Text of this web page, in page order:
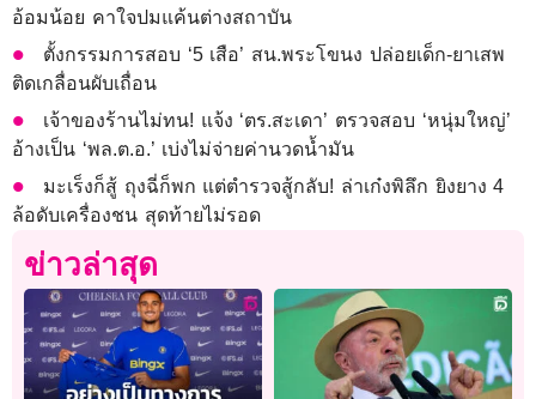
อ้อมน้อย คาใจปมแค้นต่างสถาบัน
ตั้งกรรมการสอบ ‘5 เสือ’ สน.พระโขนง ปล่อยเด็ก-ยาเสพ
ติดเกลื่อนผับเถื่อน
เจ้าของร้านไม่ทน! แจ้ง ‘ตร.สะเดา’ ตรวจสอบ ‘หนุ่มใหญ่’
อ้างเป็น ‘พล.ต.อ.’ เบ่งไม่จ่ายค่านวดน้ำมัน
มะเร็งก็สู้ ถุงฉี่ก็พก แต่ตำรวจสู้กลับ! ล่าเก๋งพิลึก ยิงยาง 4
ล้อดับเครื่องชน สุดท้ายไม่รอด
ข่าวล่าสุด